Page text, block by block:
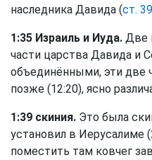
наследника Давида (ст.
1:35 Израиль и Иуда. Две
части царства Давида и
объединёнными, эти две
позже (12:20), ясно
1:39 скиния. Это была
установил в Иерусалиме (
поместить там ковчег